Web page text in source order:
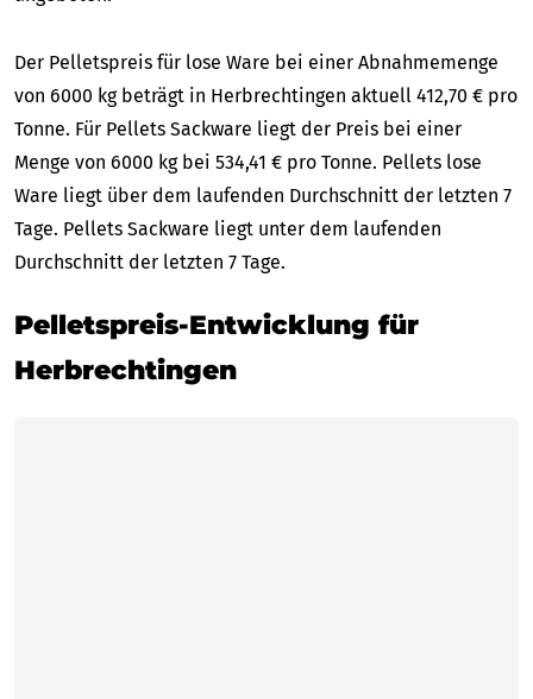
Der Pelletspreis für lose Ware bei einer Abnahmemenge
von 6000 kg beträgt in Herbrechtingen aktuell 412,70 € pro
Tonne. Für Pellets Sackware liegt der Preis bei einer
Menge von 6000 kg bei 534,41 € pro Tonne. Pellets lose
Ware liegt über dem laufenden Durchschnitt der letzten 7
Tage. Pellets Sackware liegt unter dem laufenden
Durchschnitt der letzten 7 Tage.
Pelletspreis-Entwicklung für
Herbrechtingen